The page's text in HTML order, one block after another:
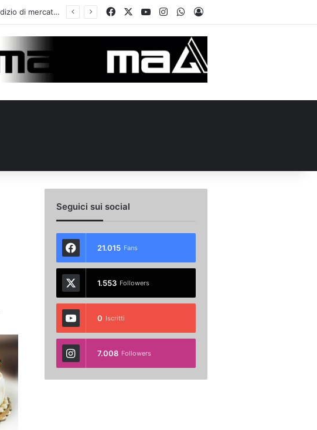
Calciomercato, l’ex Avellino Le Borgne conteso da due club cadetti: la situazione FacebookYou TubeInstagramWhatsApp
Accedi
Seguici sui social
21.015 Fans
1.553 Followers
0 Iscritti
7.008 Followers